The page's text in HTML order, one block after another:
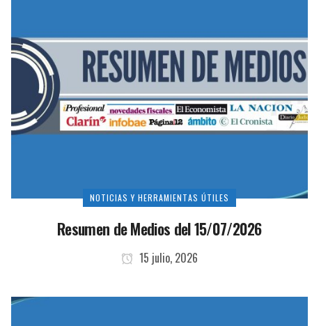
NOTICIAS Y HERRAMIENTAS ÚTILES
Resumen de Medios del 15/07/2026
15 julio, 2026